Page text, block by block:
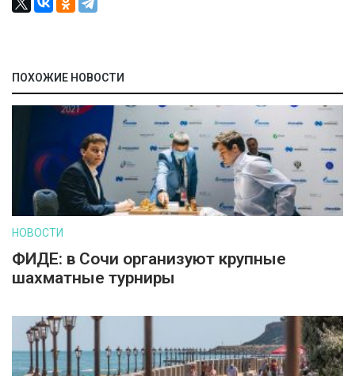
ПОХОЖИЕ НОВОСТИ
НОВОСТИ
ФИДЕ: в Сочи организуют крупные
шахматные турниры